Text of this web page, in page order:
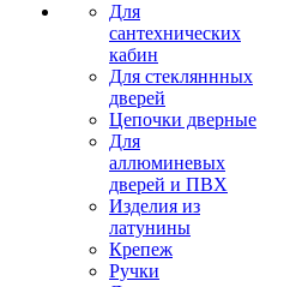
Для
сантехнических
кабин
Для стекляннных
дверей
Цепочки дверные
Для
аллюминевых
дверей и ПВХ
Изделия из
латунины
Крепеж
Ручки